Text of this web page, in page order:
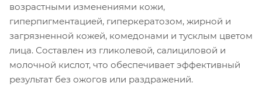
возрастными изменениями кожи,
гиперпигментацией, гиперкератозом, жирной и
загрязненной кожей, комедонами и тусклым цветом
лица. Составлен из гликолевой, салициловой и
молочной кислот, что обеспечивает эффективный
результат без ожогов или раздражений.